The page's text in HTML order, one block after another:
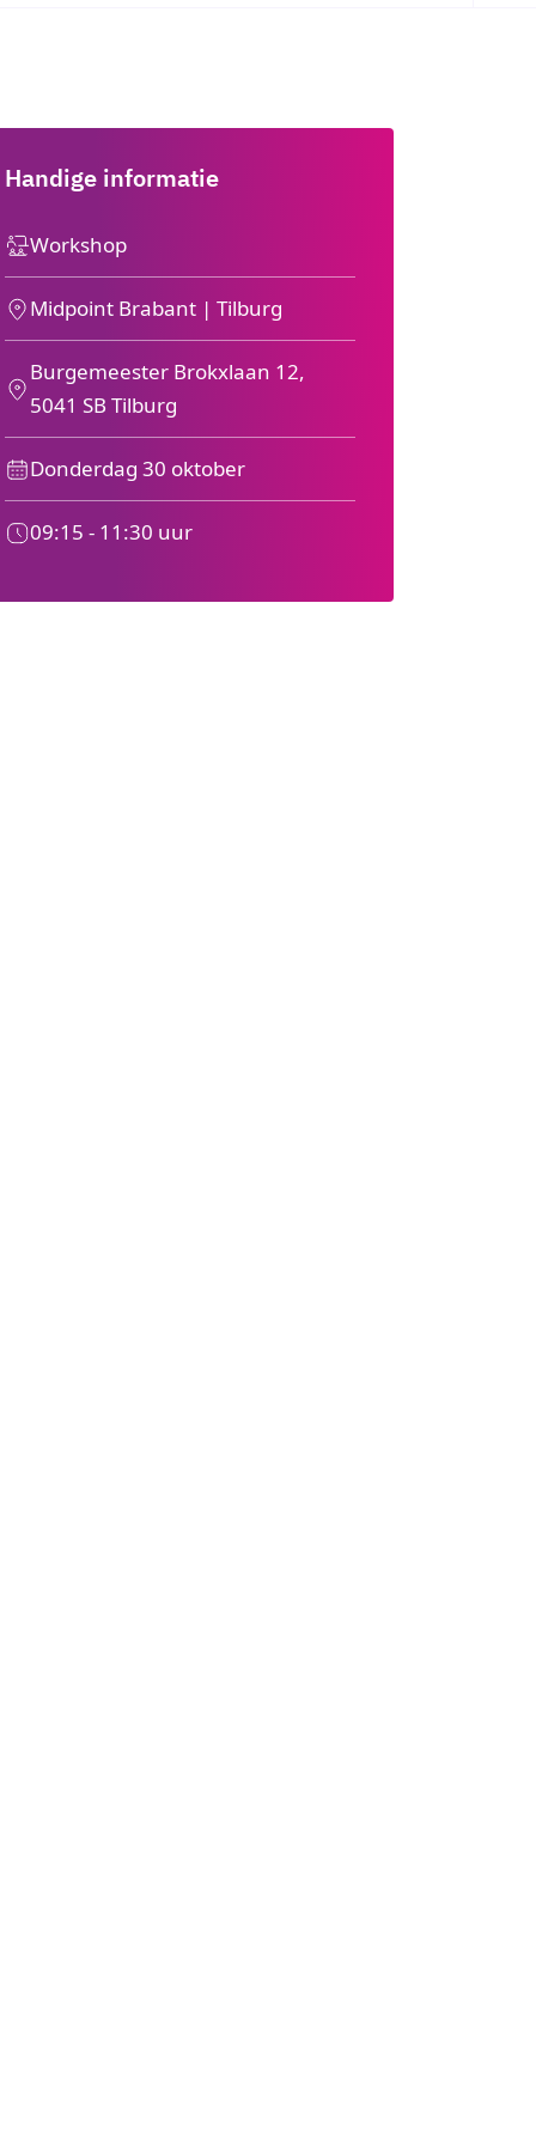
Handige informatie
Workshop
Midpoint Brabant | Tilburg
Burgemeester Brokxlaan 12,
5041 SB Tilburg
Donderdag 30 oktober
09:15 - 11:30 uur